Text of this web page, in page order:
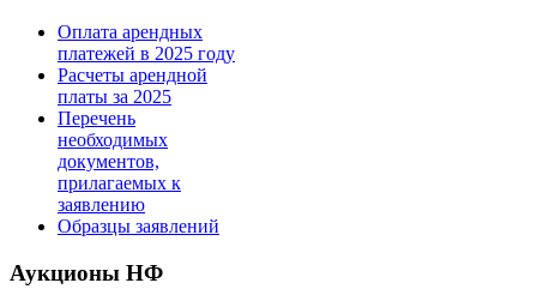
Оплата арендных
платежей в 2025 году
Расчеты арендной
платы за 2025
Перечень
необходимых
документов,
прилагаемых к
заявлению
Образцы заявлений
Аукционы НФ